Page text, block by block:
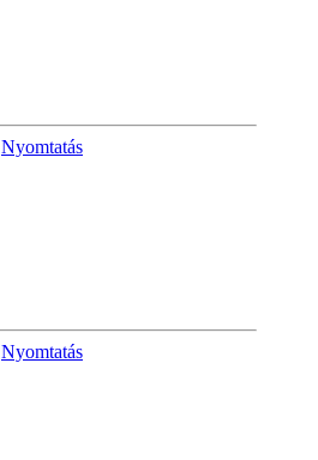
Nyomtatás
Nyomtatás